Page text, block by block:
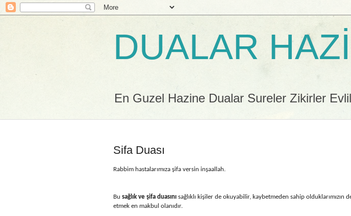
DUALAR
En Guzel Hazine Dualar Sureler Zikirler
Sifa Duası
Rabbim hastalarımıza şifa versin inşaallah.
Bu sağlık ve şifa duasını sağlıklı kişiler de okuyabilir, kaybetmeden sahip olduklarımızın
etmek en makbul olanıdır.